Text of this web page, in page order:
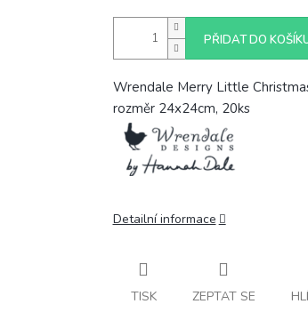
PŘIDAT DO
Wrendale Merry Little
rozměr 24x24cm, 20ks
Detailní informace
TISK ZEPTAT SE